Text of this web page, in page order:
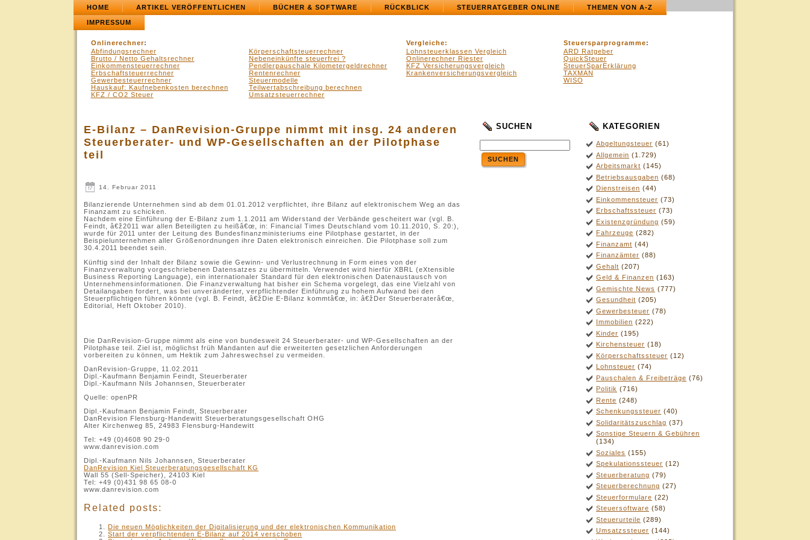
HOME ARTIKEL VERÖFFENTLICHEN BÜCHER & SOFTWARE RÜCKBLICK STEUERRATGEBER ONLINE THEMEN VON A-Z
IMPRESSUM
Onlinerechner: Vergleiche: Steuersparprogramme:
Abfindungsrechner
Brutto / Netto Gehaltsrechner
Einkommensteuerrechner
Erbschaftsteuerrechner
Gewerbesteuerrechner
Hauskauf: Kaufnebenkosten berechnen
KFZ / CO2 Steuer
Körperschaftsteuerrechner
Nebeneinkünfte steuerfrei ?
Pendlerpauschale Kilometergeldrechner
Rentenrechner
Steuermodelle
Teilwertabschreibung berechnen
Umsatzsteuerrechner
Lohnsteuerklassen Vergleich
Onlinerechner Riester
KFZ Versicherungsvergleich
Krankenversicherungsvergleich
ARD Ratgeber
QuickSteuer
SteuerSparErklärung
TAXMAN
WISO
E-Bilanz – DanRevision-Gruppe nimmt mit insg. 24 anderen
Steuerberater- und WP-Gesellschaften an der Pilotphase
teil
14. Februar 2011
Bilanzierende Unternehmen sind ab dem 01.01.2012 verpflichtet, ihre Bilanz auf elektronischem Weg an das
Finanzamt zu schicken.
Nachdem eine Einführung der E-Bilanz zum 1.1.2011 am Widerstand der Verbände gescheitert war (vgl. B.
Feindt, â€ž2011 war allen Beteiligten zu heißâ€œ, in: Financial Times Deutschland vom 10.11.2010, S. 20:),
wurde für 2011 unter der Leitung des Bundesfinanzministeriums eine Pilotphase gestartet, in der
Beispielunternehmen aller Größenordnungen ihre Daten elektronisch einreichen. Die Pilotphase soll zum
30.4.2011 beendet sein.
Künftig sind der Inhalt der Bilanz sowie die Gewinn- und Verlustrechnung in Form eines von der
Finanzverwaltung vorgeschriebenen Datensatzes zu übermitteln. Verwendet wird hierfür XBRL (eXtensible
Business Reporting Language), ein internationaler Standard für den elektronischen Datenaustausch von
Unternehmensinformationen. Die Finanzverwaltung hat bisher ein Schema vorgelegt, das eine Vielzahl von
Detailangaben fordert, was bei unveränderter, verpflichtender Einführung zu hohem Aufwand bei den
Steuerpflichtigen führen könnte (vgl. B. Feindt, â€žDie E-Bilanz kommtâ€œ, in: â€žDer Steuerberaterâ€œ,
Editorial, Heft Oktober 2010).
Die DanRevision-Gruppe nimmt als eine von bundesweit 24 Steuerberater- und WP-Gesellschaften an der
Pilotphase teil. Ziel ist, möglichst früh Mandanten auf die erweiterten gesetzlichen Anforderungen
vorbereiten zu können, um Hektik zum Jahreswechsel zu vermeiden.
DanRevision-Gruppe, 11.02.2011
Dipl.-Kaufmann Benjamin Feindt, Steuerberater
Dipl.-Kaufmann Nils Johannsen, Steuerberater
Quelle: openPR
Dipl.-Kaufmann Benjamin Feindt, Steuerberater
DanRevision Flensburg-Handewitt Steuerberatungsgesellschaft OHG
Alter Kirchenweg 85, 24983 Flensburg-Handewitt
Tel: +49 (0)4608 90 29-0
www.danrevision.com
Dipl.-Kaufmann Nils Johannsen, Steuerberater
DanRevision Kiel Steuerberatungsgesellschaft KG
Wall 55 (Sell-Speicher), 24103 Kiel
Tel: +49 (0)431 98 65 08-0
www.danrevision.com
Related posts:
Die neuen Möglichkeiten der Digitalisierung und der elektronischen Kommunikation
Start der verpflichtenden E-Bilanz auf 2014 verschoben
SUCHEN
SUCHEN
KATEGORIEN
Abgeltungsteuer (61)
Allgemein (1.729)
Arbeitsmarkt (145)
Betriebsausgaben (68)
Dienstreisen (44)
Einkommensteuer (73)
Erbschaftssteuer (73)
Existenzgründung (59)
Fahrzeuge (282)
Finanzamt (44)
Finanzämter (88)
Gehalt (207)
Geld & Finanzen (163)
Gemischte News (777)
Gesundheit (205)
Gewerbesteuer (78)
Immobilien (222)
Kinder (195)
Kirchensteuer (18)
Körperschaftssteuer (12)
Lohnsteuer (74)
Pauschalen & Freibeträge (76)
Politik (716)
Rente (248)
Schenkungssteuer (40)
Solidaritätszuschlag (37)
Sonstige Steuern & Gebühren
(134)
Soziales (155)
Spekulationssteuer (12)
Steuerberatung (79)
Steuerberechnung (27)
Steuerformulare (22)
Steuersoftware (58)
Steuerurteile (289)
Umsatzssteuer (144)